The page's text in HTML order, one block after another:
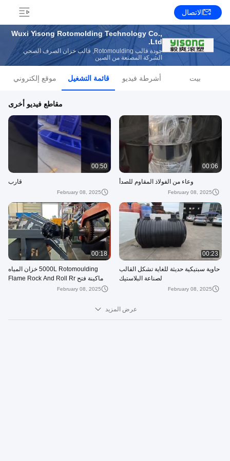
الاتصال
Wuxi Yisong Rotomolding Technology Co.,
Ltd.
جودة قالب Rotomoulding, قالب خزان الصرف الصحي
الشركة المصنعة من الصين
بيت أشرطة فيديو قائمة التشغيل موقع إلكتروني
مقاطع فيديو أخرى
00:06
وعاء من الفولاذ المقاوم للصدأ
February 08, 2025
00:50
قارب
February 08, 2025
00:23
حاوية سبتيكية حديثة للغاية تشكل القالب
لصناعة البلاستيك
February 08, 2025
00:18
5000L Rotomoulding خزان المياه
ماكينة فتح Flame Rock And Roll Rr
February 08, 2025
عرض المزيد